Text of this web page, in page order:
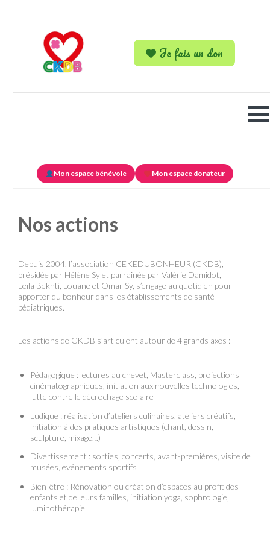
Je fais un don
Mon espace bénévole Mon espace donateur
Nos actions
Depuis 2004, l’association CEKEDUBONHEUR (CKDB),
présidée par Hélène Sy et parrainée par Valérie Damidot,
Leïla Bekhti, Louane et Omar Sy, s’engage au quotidien pour
apporter du bonheur dans les établissements de santé
pédiatriques.
Les actions de CKDB s’articulent autour de 4 grands axes :
Pédagogique : lectures au chevet, Masterclass, projections
cinématographiques, initiation aux nouvelles technologies,
lutte contre le décrochage scolaire
Ludique : réalisation d’ateliers culinaires, ateliers créatifs,
initiation à des pratiques artistiques (chant, dessin,
sculpture, mixage…)
Divertissement : sorties, concerts, avant-premières, visite de
musées, evénements sportifs
Bien-être : Rénovation ou création d’espaces au profit des
enfants et de leurs familles, initiation yoga, sophrologie,
luminothérapie